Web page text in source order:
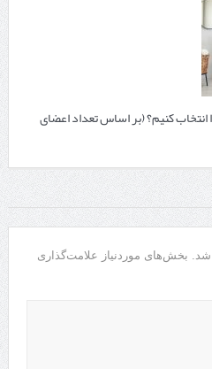
کنیم؟ (بر اساس تعداد اعضای
بخش‌های موردنیاز علامت‌گذاری